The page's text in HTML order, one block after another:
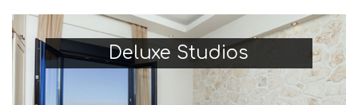
Deluxe Studios